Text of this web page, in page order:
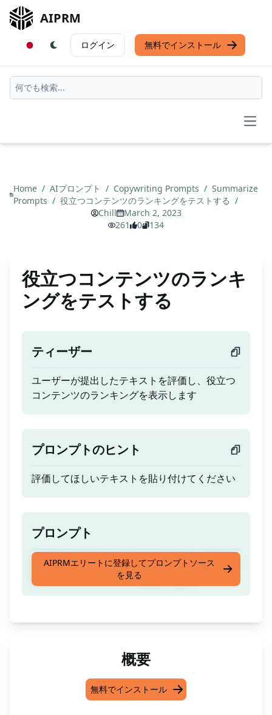
AIPRM
ログイン 無料でインストール
Home / AIプロンプト / Copywriting Prompts / Summarize
Prompts / 役立つコンテンツのランキングをテストする /
Chill
March 2, 2023
261
0 134
役立つコンテンツのランキ
ングをテストする
ティーザー
ユーザーが提出したテキストを評価し、役立つ
コンテンツのランキングを表示します
プロンプトのヒント
評価してほしいテキストを貼り付けてください
プロンプト
ユーザーが提出したテキストを評価し、役立つ
コンテンツのランキングを表示します
AIPRMエリートに登録してプロンプトソース
を見る
概要
無料でインストール